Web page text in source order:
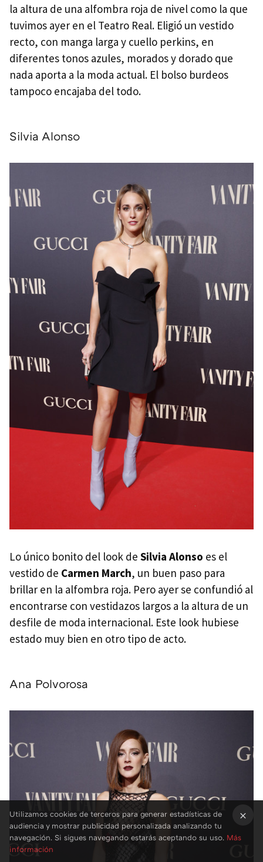
la altura de una alfombra roja de nivel como la que
tuvimos ayer en el Teatro Real. Eligió un vestido
recto, con manga larga y cuello perkins, en
diferentes tonos azules, morados y dorado que
nada aporta a la moda actual. El bolso burdeos
tampoco encajaba del todo.
Silvia Alonso
Lo único bonito del look de Silvia Alonso es el
vestido de Carmen March, un buen paso para
brillar en la alfombra roja. Pero ayer se confundió al
encontrarse con vestidazos largos a la altura de un
desfile de moda internacional. Este look hubiese
estado muy bien en otro tipo de acto.
Ana Polvorosa
Utilizamos cookies de terceros para generar estadísticas de
audiencia y mostrar publicidad personalizada analizando tu
navegación. Si sigues navegando estarás aceptando su uso. Más
información